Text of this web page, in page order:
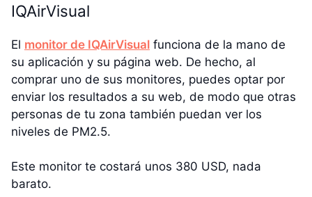
IQAirVisual
El monitor de IQAirVisual funciona de la mano de
su aplicación y su página web. De hecho, al
comprar uno de sus monitores, puedes optar por
enviar los resultados a su web, de modo que otras
personas de tu zona también puedan ver los
niveles de PM2.5.
Este monitor te costará unos 380 USD, nada
barato.